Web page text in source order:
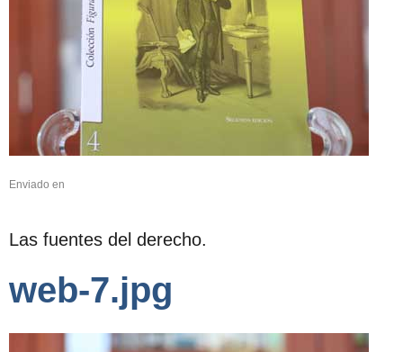
Enviado en
Las fuentes del derecho.
web-7.jpg